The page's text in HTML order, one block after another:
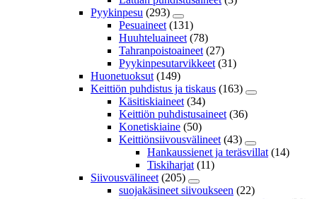
Pyykinpesu (293)
Pesuaineet (131)
Huuhteluaineet (78)
Tahranpoistoaineet (27)
Pyykinpesutarvikkeet (31)
Huonetuoksut (149)
Keittiön puhdistus ja tiskaus (163)
Käsitiskiaineet (34)
Keittiön puhdistusaineet (36)
Konetiskiaine (50)
Keittiönsiivousvälineet (43)
Hankaussienet ja teräsvillat (14)
Tiskiharjat (11)
Siivousvälineet (205)
suojakäsineet siivoukseen (22)